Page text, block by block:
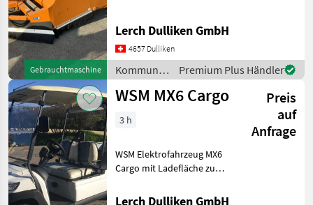
Gebrauchtmaschine
gut wie unbenutzt**
**Neupreis Fr. 20'290.--** 1.
inbetriebname Jahr
**2020*
Lerch Dulliken GmbH
4657 Dulliken
Kommunalgeräte
/ Rabaud
Premium Plus Händler
WSM MX6 Cargo
Preis
auf
Anfrage
3 h
WSM Elektrofahrzeug MX6
Cargo mit Ladefläche zum
Elektrischer Antrieb
Lerch Dulliken GmbH